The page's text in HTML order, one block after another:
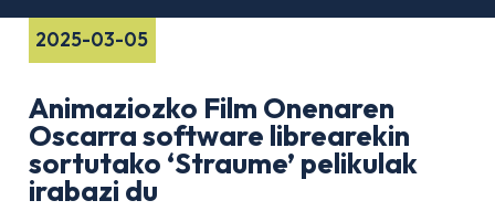
2025-03-05
Animaziozko Film Onenaren
Oscarra software librearekin
sortutako ‘Straume’ pelikulak
irabazi du